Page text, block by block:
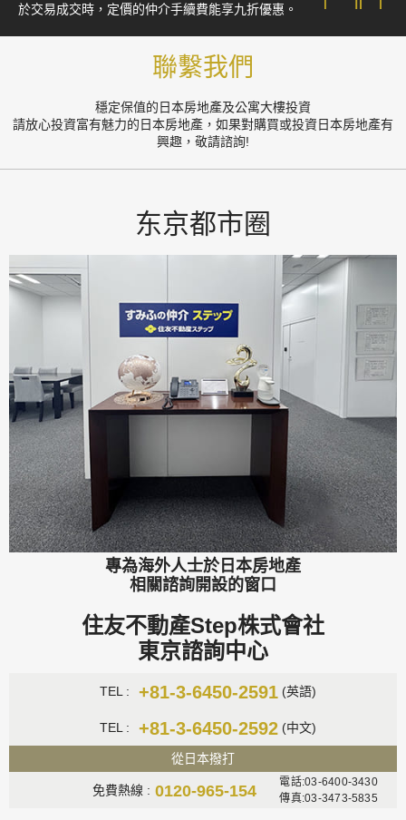
於交易成交時，定價的仲介手續費能享九折優惠。
聯繫我們
穩定保值的日本房地產及公寓大樓投資
請放心投資富有魅力的日本房地產，如果對購買或投資日本房地產有
興趣，敬請諮詢!
东京都市圈
專為海外人士於日本房地產
相關諮詢開設的窗口
住友不動產Step株式會社
東京諮詢中心
TEL : +81-3-6450-2591 (英語)
TEL : +81-3-6450-2592 (中文)
從日本撥打
免費熱線 : 0120-965-154
電話:03-6400-3430
傳真:03-3473-5835